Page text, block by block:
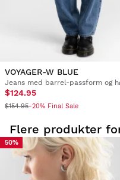
VOYAGER-W BLUE
$124.95
$154.95-20% Final Sale
Flere produkter
50%